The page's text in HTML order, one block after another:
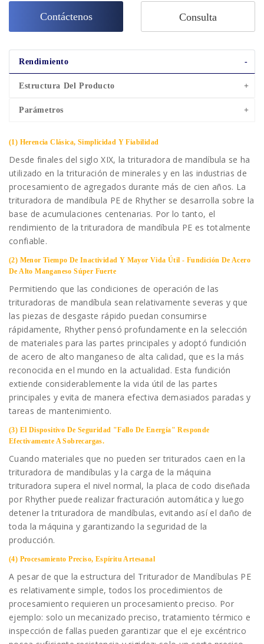
Contáctenos Consulta
Rendimiento
Estructura Del Producto
Parámetros
(1) Herencia Clásica, Simplicidad Y Fiabilidad
Desde finales del siglo XIX, la trituradora de mandíbula se ha
utilizado en la trituración de minerales y en las industrias de
procesamiento de agregados durante más de cien años. La
trituradora de mandíbula PE de Rhyther se desarrolla sobre la
base de acumulaciones centenarias. Por lo tanto, el
rendimiento de la trituradora de mandíbula PE es totalmente
confiable.
(2) Menor Tiempo De Inactividad Y Mayor Vida Útil - Fundición De Acero
De Alto Manganeso Súper Fuerte
Permitiendo que las condiciones de operación de las
trituradoras de mandíbula sean relativamente severas y que
las piezas de desgaste rápido puedan consumirse
rápidamente, Rhyther pensó profundamente en la selección
de materiales para las partes principales y adoptó fundición
de acero de alto manganeso de alta calidad, que es la más
reconocida en el mundo en la actualidad. Esta fundición
extiende considerablemente la vida útil de las partes
principales y evita de manera efectiva demasiados paradas y
tareas de mantenimiento.
(3) El Dispositivo De Seguridad "Fallo De Energía" Responde
Efectivamente A Sobrecargas.
Cuando materiales que no pueden ser triturados caen en la
trituradora de mandíbulas y la carga de la máquina
trituradora supera el nivel normal, la placa de codo diseñada
por Rhyther puede realizar fracturación automática y luego
detener la trituradora de mandíbulas, evitando así el daño de
toda la máquina y garantizando la seguridad de la
producción.
(4) Procesamiento Preciso, Espíritu Artesanal
A pesar de que la estructura del Triturador de Mandíbulas PE
es relativamente simple, todos los procedimientos de
procesamiento requieren un procesamiento preciso. Por
ejemplo: solo un mecanizado preciso, tratamiento térmico e
inspección de fallas pueden garantizar que el eje excéntrico